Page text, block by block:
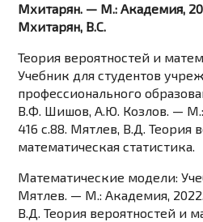
Мхитарян. — М.: Академия,
Мхитарян, В.С.
Теория вероятностей и
Учебник для студентов
профессионального
В.Ф. Шишов, А.Ю. Козлов. —
416 c.88. Мятлев, В.Д. Теория
математическая статистика.
Математические модели:
Мятлев. — М.: Академия,
В.Д. Теория вероятностей и